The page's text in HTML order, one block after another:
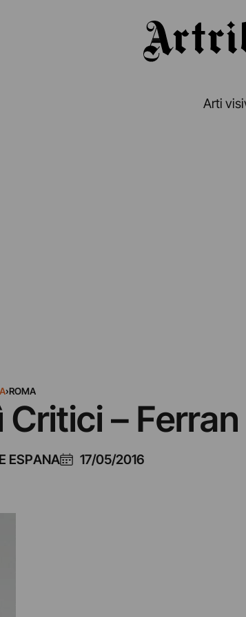
Arti
›ROMA
Critici –
ESPANA 17/05/2016